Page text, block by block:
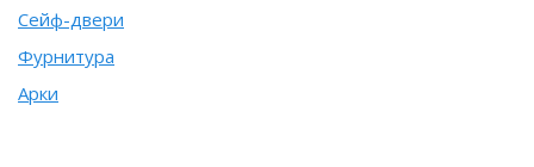
Сейф-двери
Фурнитура
Арки